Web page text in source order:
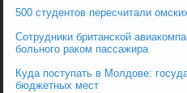
500 студентов пересчитали
Сотрудники британской
больного раком пассажира
Куда поступать в Молдове:
бюджетных мест